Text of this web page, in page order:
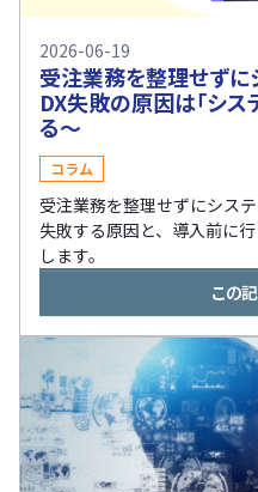
2026-06-19
受注業務を整理せずに
DX失敗の原因は「シス
る〜
コラム
受注業務を整理せずにシス
失敗する原因と、導入前に
します。
この